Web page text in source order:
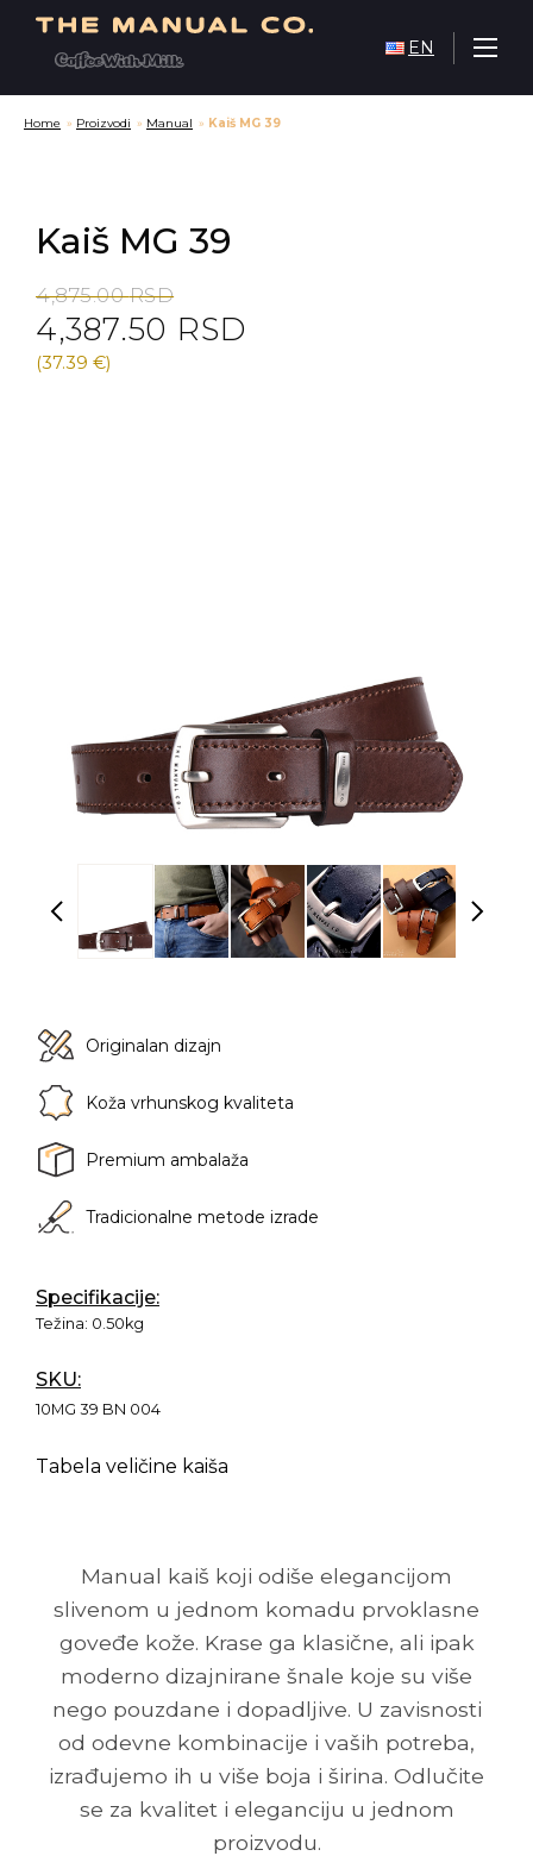
EN
Home » Proizvodi » Manual » Kaiš MG 39
Kaiš MG 39
4,875.00RSD
Original
price
was:
4,387.50 RSD
Current
price
is:
(37.39 €)
Originalan dizajn
Koža vrhunskog kvaliteta
Premium ambalaža
Tradicionalne metode izrade
Specifikacije:
Težina: 0.50kg
SKU:
10MG 39 BN 004
Tabela veličine kaiša
Manual kaiš koji odiše elegancijom
slivenom u jednom komadu prvoklasne
goveđe kože. Krase ga klasične, ali ipak
moderno dizajnirane šnale koje su više
nego pouzdane i dopadljive. U zavisnosti
od odevne kombinacije i vaših potreba,
izrađujemo ih u više boja i širina. Odlučite
se za kvalitet i eleganciju u jednom
proizvodu.